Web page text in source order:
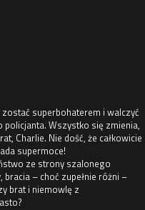
superbohaterem i walczyć
Wszystko się zmienia,
Charlie. Nie dość, że całkowicie
supermoce!
ze strony szalonego
– choć zupełnie różni –
brat i niemowlę z